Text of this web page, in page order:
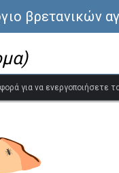
βρετανικών
για να ενεργοποιήσετε